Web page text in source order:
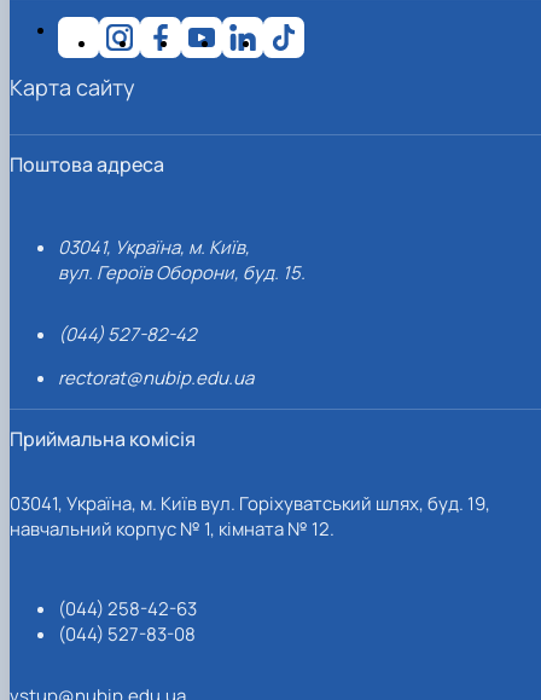
Поштова адреса
03041, Україна, м. Київ,
вул. Героїв Оборони, буд. 15.
(044) 527-82-42
rectorat@nubip.edu.ua
Приймальна комісія
03041, Україна, м. Київ вул. Горіхуватський шлях, буд. 19,
навчальний корпус № 1, кімната № 12.
(044) 258-42-63
(044) 527-83-08
Карта сайту